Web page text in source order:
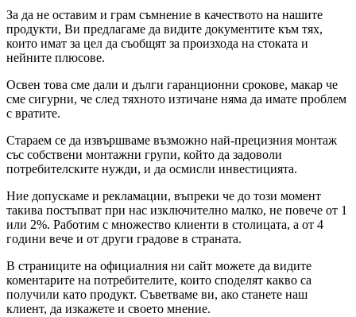
За да не оставим и грам съмнение в качеството на нашите
продукти, Ви предлагаме да видите документите към тях,
които имат за цел да съобщят за произхода на стоката и
нейните плюсове.
Освен това сме дали и дълги гаранционни срокове, макар че
сме сигурни, че след тяхното изтичане няма да имате проблем
с вратите.
Стараем се да извършваме възможно най-прецизния монтаж
със собствени монтажни групи, който да задоволи
потребителските нужди, и да осмисли инвестицията.
Ние допускаме и рекламации, въпреки че до този момент
такива постъпват при нас изключително малко, не повече от 1
или 2%. Работим с множество клиенти в столицата, а от 4
години вече и от други градове в страната.
В страниците на официалния ни сайт можете да видите
коментарите на потребителите, които споделят какво са
получили като продукт. Съветваме ви, ако станете наш
клиент, да изкажете и своето мнение.